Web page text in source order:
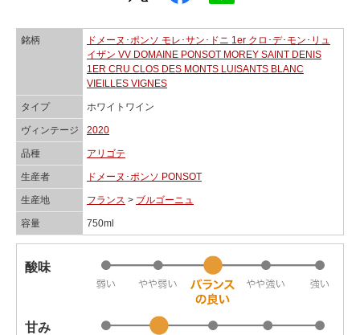
銘柄
ドメーヌ･ポンソ モレ･サン･ドニ 1er クロ･デ･モン･リュ
イザン VV DOMAINE PONSOT MOREY SAINT DENIS
1ER CRU CLOS DES MONTS LUISANTS BLANC
VIEILLES VIGNES
タイプ ホワイトワイン
ヴィンテージ 2020
品種 アリゴテ
生産者 ドメーヌ･ポンソ PONSOT
生産地 フランス > ブルゴーニュ
容量 750ml
酸味
甘み